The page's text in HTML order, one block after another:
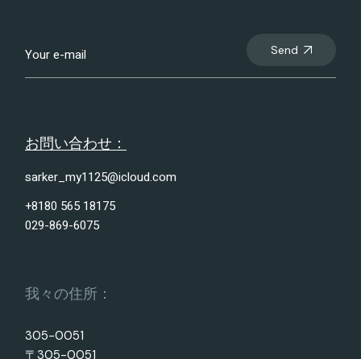
Send
お問い合わせ：
sarker_my1125@icloud.com
+8180 565 18175
029-869-6075
我々の住所：
305-0051
〒305-0051